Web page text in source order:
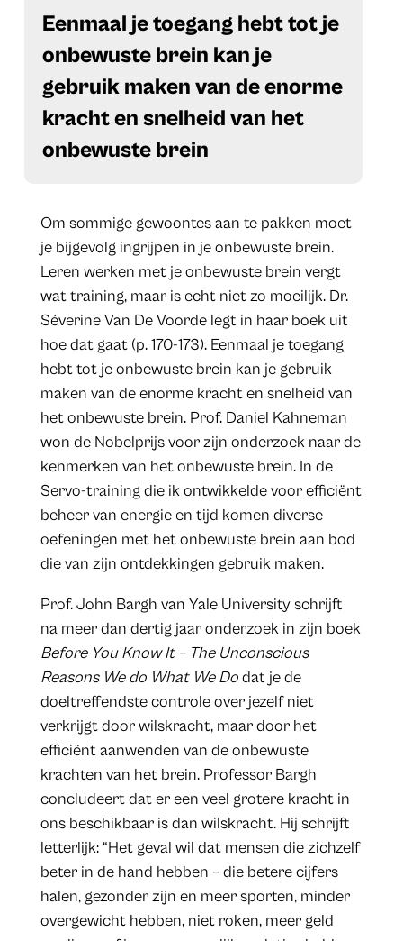
​Eenmaal je toegang hebt tot je
onbewuste brein kan je
gebruik maken van de enorme
kracht en snelheid van het
onbewuste brein
Om sommige gewoontes aan te pakken moet
je bijgevolg ingrijpen in je onbewuste brein.
Leren werken met je onbewuste brein vergt
wat training, maar is echt niet zo moeilijk. Dr.
Séverine Van De Voorde legt in haar boek uit
hoe dat gaat (p. 170-173). Eenmaal je toegang
hebt tot je onbewuste brein kan je gebruik
maken van de enorme kracht en snelheid van
het onbewuste brein. Prof. Daniel Kahneman
won de Nobelprijs voor zijn onderzoek naar de
kenmerken van het onbewuste brein. In de
Servo-training die ik ontwikkelde voor efficiënt
beheer van energie en tijd komen diverse
oefeningen met het onbewuste brein aan bod
die van zijn ontdekkingen gebruik maken.
Prof. John Bargh van Yale University schrijft
na meer dan dertig jaar onderzoek in zijn boek
Before You Know It – The Unconscious
Reasons We do What We Dodat je de
doeltreffendste controle over jezelf niet
verkrijgt door wilskracht, maar door het
efficiënt aanwenden van de onbewuste
krachten van het brein. Professor Bargh
concludeert dat er een veel grotere kracht in
ons beschikbaar is dan wilskracht. Hij schrijft
letterlijk: “Het geval wil dat mensen die zichzelf
beter in de hand hebben – die betere cijfers
halen, gezonder zijn en meer sporten, minder
overgewicht hebben, niet roken, meer geld